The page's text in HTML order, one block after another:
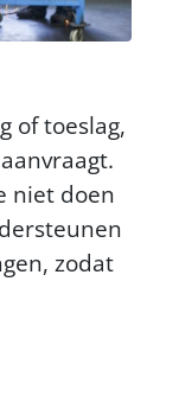
of toeslag,
niet doen
zodat